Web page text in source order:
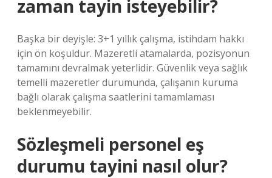
zaman tayin isteyebilir?
Başka bir deyişle: 3+1 yıllık çalışma, istihdam hakkı
için ön koşuldur. Mazeretli atamalarda, pozisyonun
tamamını devralmak yeterlidir. Güvenlik veya sağlık
temelli mazeretler durumunda, çalışanın kuruma
bağlı olarak çalışma saatlerini tamamlaması
beklenmeyebilir.
Sözleşmeli personel eş
durumu tayini nasıl olur?